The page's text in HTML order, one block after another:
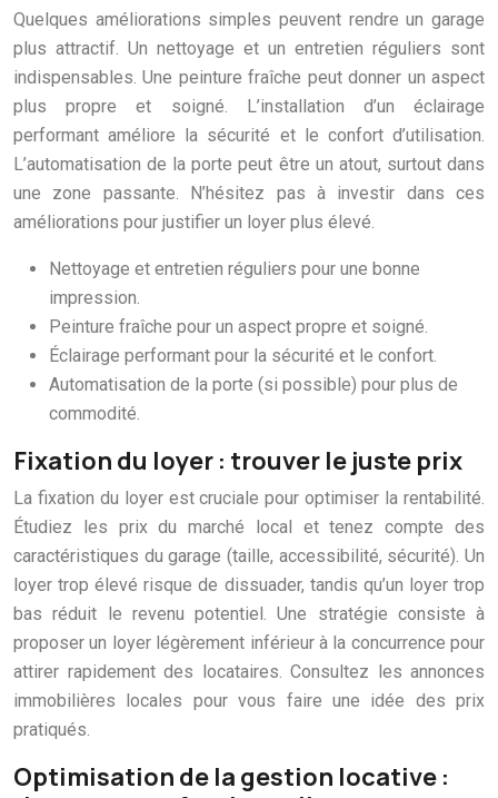
Quelques améliorations simples peuvent rendre un garage
plus attractif. Un nettoyage et un entretien réguliers sont
indispensables. Une peinture fraîche peut donner un aspect
plus propre et soigné. L’installation d’un éclairage
performant améliore la sécurité et le confort d’utilisation.
L’automatisation de la porte peut être un atout, surtout dans
une zone passante. N’hésitez pas à investir dans ces
améliorations pour justifier un loyer plus élevé.
Nettoyage et entretien réguliers pour une bonne
impression.
Peinture fraîche pour un aspect propre et soigné.
Éclairage performant pour la sécurité et le confort.
Automatisation de la porte (si possible) pour plus de
commodité.
Fixation du loyer : trouver le juste prix
La fixation du loyer est cruciale pour optimiser la rentabilité.
Étudiez les prix du marché local et tenez compte des
caractéristiques du garage (taille, accessibilité, sécurité). Un
loyer trop élevé risque de dissuader, tandis qu’un loyer trop
bas réduit le revenu potentiel. Une stratégie consiste à
proposer un loyer légèrement inférieur à la concurrence pour
attirer rapidement des locataires. Consultez les annonces
immobilières locales pour vous faire une idée des prix
pratiqués.
Optimisation de la gestion locative :